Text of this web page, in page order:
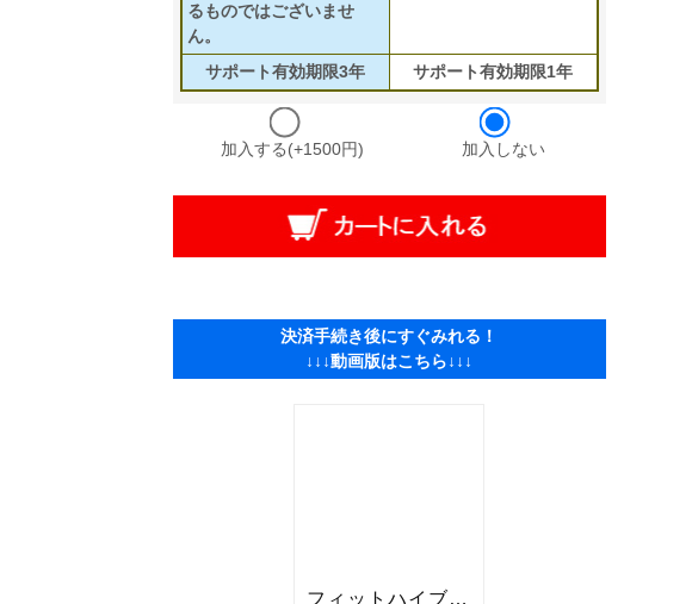
るものではございませ
ん。
サポート有効期限3年 サポート有効期限1年
加入する(+1500円) 加入しない
決済手続き後にすぐみれる！
↓↓↓動画版はこちら↓↓↓